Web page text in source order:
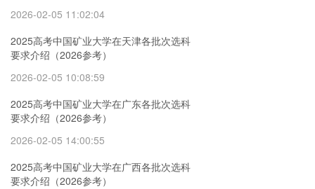
2026-02-05 11:02:04
2025高考中国矿业大学在天津各批次选科
要求介绍（2026参考）
2026-02-05 10:08:59
2025高考中国矿业大学在广东各批次选科
要求介绍（2026参考）
2026-02-05 14:00:55
2025高考中国矿业大学在广西各批次选科
要求介绍（2026参考）